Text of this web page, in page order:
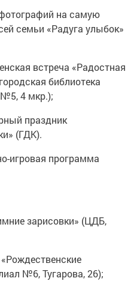
на самую
семьи «Радуга улыбок»
встреча «Радостная
библиотека
4 мкр.);
праздник
(ГДК).
игровая программа
зарисовки» (ЦДБ,
№6, Тугарова, 26);